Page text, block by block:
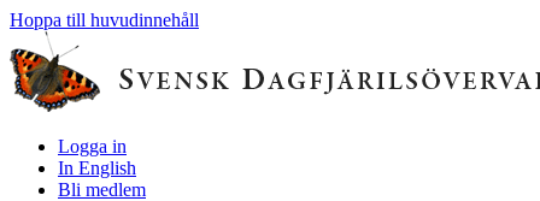
Hoppa till huvudinnehåll
Logga in
In English
Bli medlem